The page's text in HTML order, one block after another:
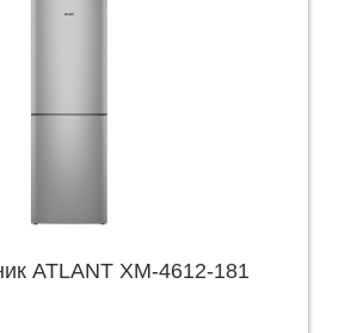
ATLANT ХМ-4612-181